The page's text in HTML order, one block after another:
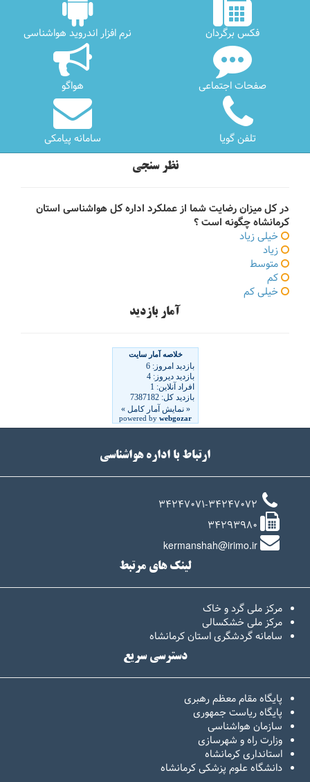
فکس برگردان نرم افزار اندروید هواشناسی
صفحات اجتماعی هواگو
تلفن گویا سامانه پیامکی
نظر سنجی
در کل میزان رضایت شما از عملکرد اداره کل هواشناسی استان
کرمانشاه چگونه است ؟
خیلی زیاد
زیاد
متوسط
کم
خیلی کم
آمار بازدید
ارتباط با اداره هواشناسی
34247071-34247072
34293980
kermanshah@irimo.ir
لینک های مرتبط
مرکز ملی گرد و خاک
مرکز ملی خشکسالی
سامانه گردشگری استان کرمانشاه
دسترسی سریع
پایگاه مقام معظم رهبری
پایگاه ریاست جمهوری
سازمان هواشناسی
وزارت راه و شهرسازی
استانداری کرمانشاه
دانشگاه علوم پزشکی کرمانشاه